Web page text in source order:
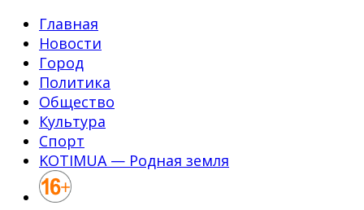
Главная
Новости
Город
Политика
Общество
Культура
Спорт
KOTIMUA — Родная земля